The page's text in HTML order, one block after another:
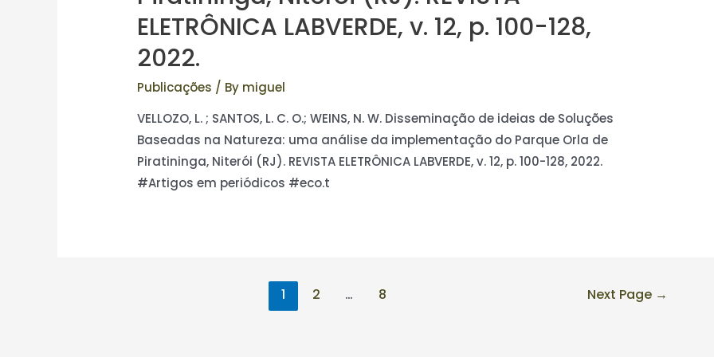
ELETRÔNICA LABVERDE, v. 12, p. 100-128,
2022.
Publicações / By miguel
VELLOZO, L. ; SANTOS, L. C. O.; WEINS, N. W. Disseminação de ideias de Soluções
Baseadas na Natureza: uma análise da implementação do Parque Orla de
Piratininga, Niterói (RJ). REVISTA ELETRÔNICA LABVERDE, v. 12, p. 100-128, 2022.
#Artigos em periódicos #eco.t
1 2 … 8 Next Page →